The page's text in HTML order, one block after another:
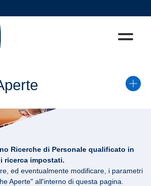
Ricerche di Personale qualificato in
ricerca impostati.
ed eventualmente modificare, i parametri
Aperte" all'interno di questa pagina.